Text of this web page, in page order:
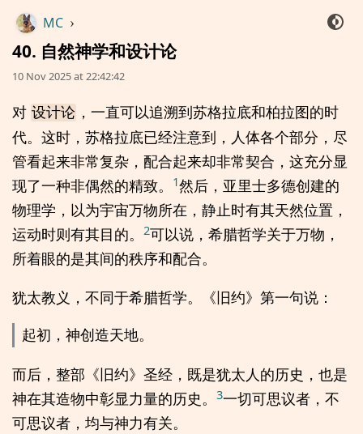
MC ›
40. 自然神学和设计论
10 Nov 2025 at 22:42:42
对 设计论 ，一直可以追溯到苏格拉底和柏拉图的时
代。这时，苏格拉底已经注意到，人体各个部分，尽
管看起来非常复杂，配合起来却非常契合，这充分显
现了一种非偶然的精致。
1然后，亚里士多德创建的
物理学，以为宇宙万物所在，静止时有其天然位置，
运动时则有其目的。 2可以说，希腊哲学关于万物，
所着眼的是其间的秩序和配合。
犹太教义，不同于希腊哲学。《旧约》第一句说：
起初，神创造天地。
而后，整部《旧约》圣经，既是犹太人的历史，也是
神在其造物中彰显力量的历史。 3一切可思议者，不
可思议者，均与神力有关。